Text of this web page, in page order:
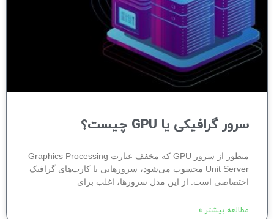
سرور گرافیکی یا GPU چیست؟
منظور از سرور GPU که مخفف عبارت Graphics Processing
Unit Server محسوب می‌شود، سرورهایی با کارت‌های گرافیک
اختصاصی است. از این مدل سرورها، اغلب برای
مطالعه بیشتر »